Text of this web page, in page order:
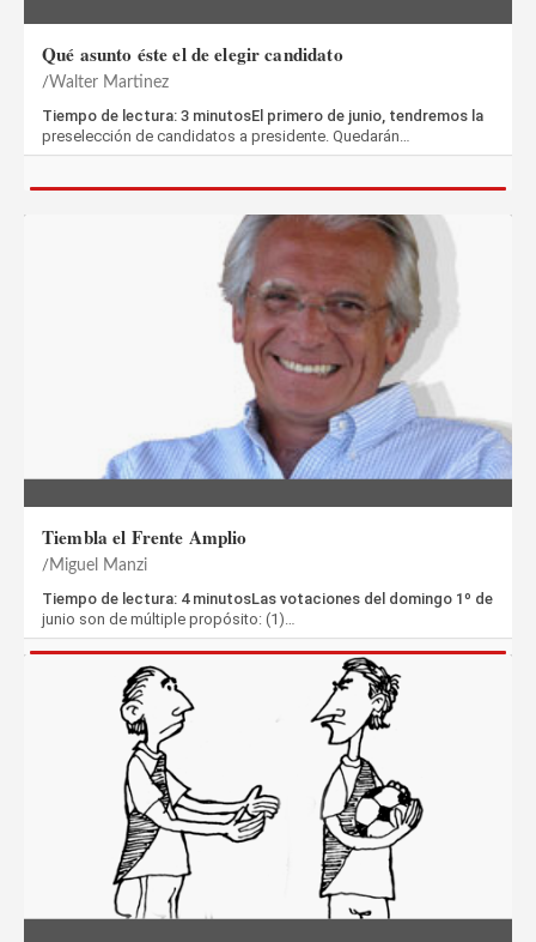
Qué asunto éste el de elegir candidato
Walter Martinez
Tiempo de lectura: 3 minutosEl primero de junio, tendremos la
preselección de candidatos a presidente. Quedarán…
Tiembla el Frente Amplio
Miguel Manzi
Tiempo de lectura: 4 minutosLas votaciones del domingo 1º de
junio son de múltiple propósito: (1)…